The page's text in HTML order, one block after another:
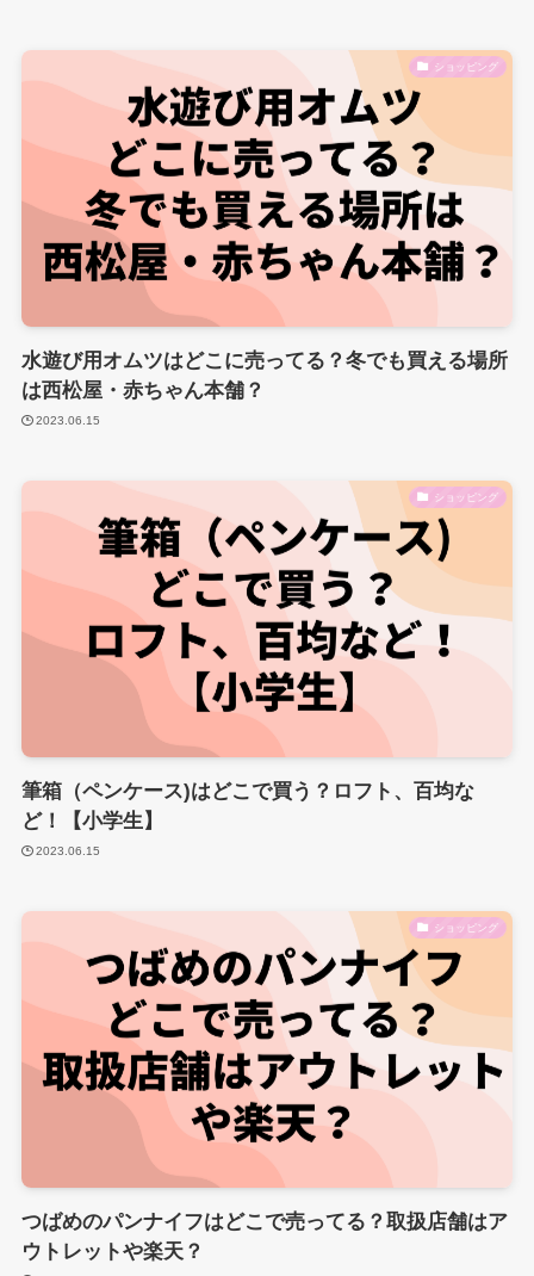
ショッピング
水遊び用オムツはどこに売ってる？冬でも買える場所
は西松屋・赤ちゃん本舗？
2023.06.15
ショッピング
筆箱（ペンケース)はどこで買う？ロフト、百均な
ど！【小学生】
2023.06.15
ショッピング
つばめのパンナイフはどこで売ってる？取扱店舗はア
ウトレットや楽天？